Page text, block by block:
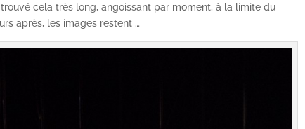
cela très long, angoissant par moment, à la limite du
après, les images restent …